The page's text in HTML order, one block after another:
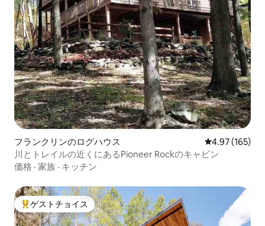
フランクリンのログハウス レビュー165
4.97 (165)
川とトレイルの近くにあるPioneer Rockのキャビン
価格 · 家族 · キッチン
大好評のゲストチョイスです。
ゲストチョイス